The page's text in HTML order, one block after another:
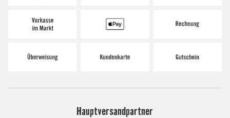
Hauptversandpartner